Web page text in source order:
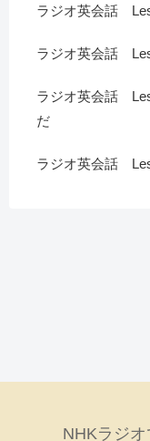
ラジオ英会話
ラジオ英会話
ラジオ英会話
だ
ラジオ英会話
NHKラジ